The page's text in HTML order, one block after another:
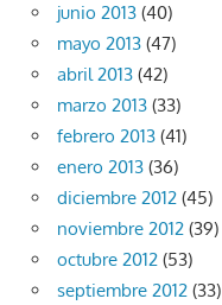
junio 2013 (40)
mayo 2013 (47)
abril 2013 (42)
marzo 2013 (33)
febrero 2013 (41)
enero 2013 (36)
diciembre 2012 (45)
noviembre 2012 (39)
octubre 2012 (53)
septiembre 2012 (33)